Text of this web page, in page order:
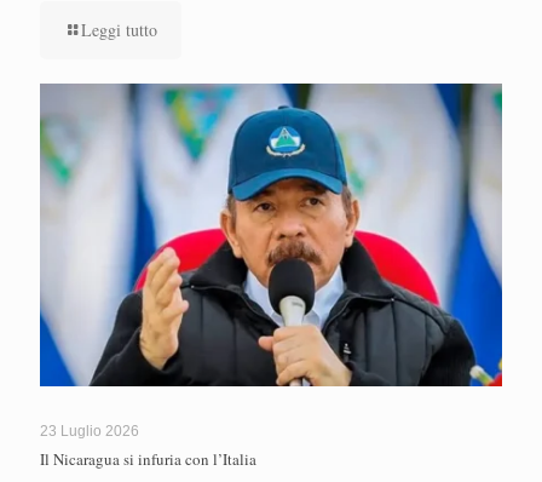
Leggi tutto
23 Luglio 2026
Il Nicaragua si infuria con l’Italia